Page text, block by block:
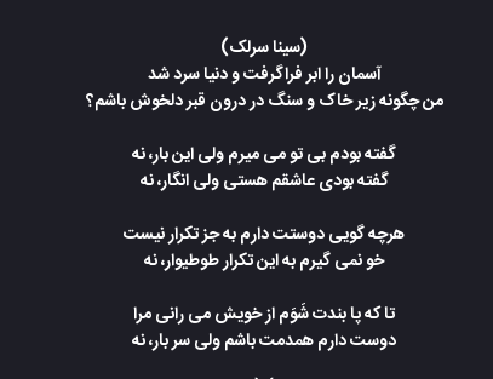
(سینا سرلک)
آسمان را ابر فراگرفت و دنیا سرد شد
من چگونه زیر خاک و سنگ در درون قبر دلخوش باشم؟
گفته بودم بی تو می میرم ولی این بار، نه
گفته بودی عاشقم هستی ولی انگار، نه
هرچه گویی دوستت دارم به جز تکرار نیست
خو نمی گیرم به این تکرار طوطیوار، نه
تا که پا بندت شَوَم از خویش می رانی مرا
دوست دارم همدمت باشم ولی سر بار، نه